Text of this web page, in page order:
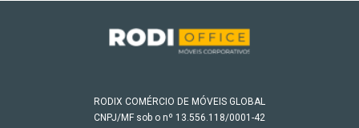
RODIX COMÉRCIO DE MÓVEIS GLOBAL
CNPJ/MF sob o nº 13.556.118/0001-42